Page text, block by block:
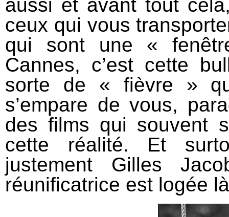
aussi et avant tout
ceux qui vous
qui sont une «
Cannes, c’est cette
sorte de « fièvre »
s’empare de vous,
des films qui souvent
cette réalité. Et
justement Gilles
réunificatrice est logée